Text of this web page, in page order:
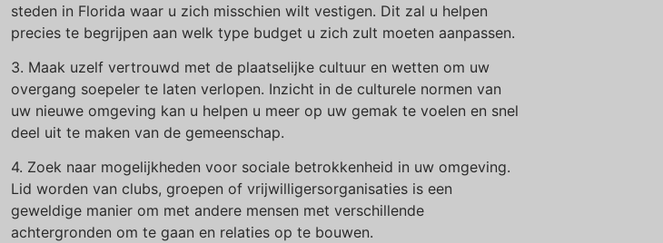
steden in Florida waar u zich misschien wilt vestigen. Dit zal u helpen
precies te begrijpen aan welk type budget u zich zult moeten aanpassen.
3. Maak uzelf vertrouwd met de plaatselijke cultuur en wetten om uw
overgang soepeler te laten verlopen. Inzicht in de culturele normen van
uw nieuwe omgeving kan u helpen u meer op uw gemak te voelen en snel
deel uit te maken van de gemeenschap.
4. Zoek naar mogelijkheden voor sociale betrokkenheid in uw omgeving.
Lid worden van clubs, groepen of vrijwilligersorganisaties is een
geweldige manier om met andere mensen met verschillende
achtergronden om te gaan en relaties op te bouwen.